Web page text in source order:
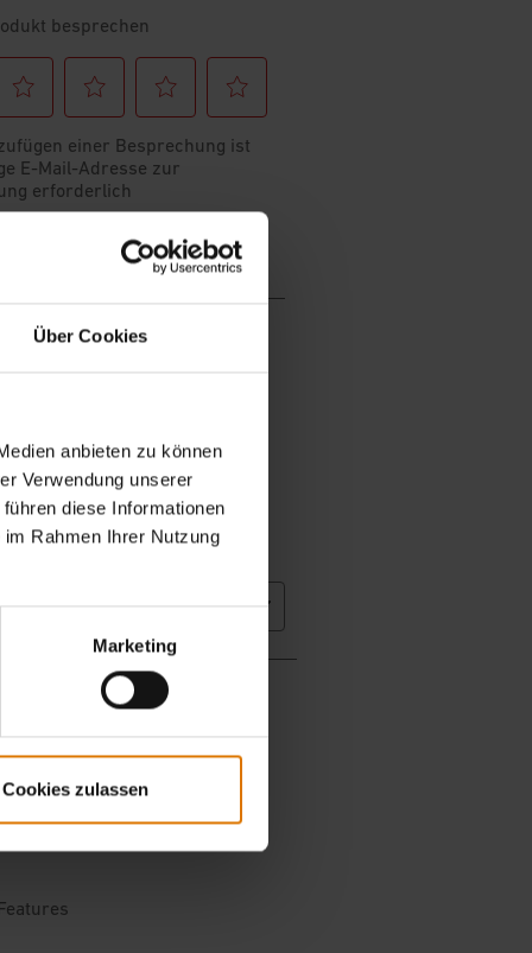
Über Cookies
anbieten zu können
Verwendung unserer
diese Informationen
Rahmen Ihrer Nutzung
Marketing
Cookies zulassen